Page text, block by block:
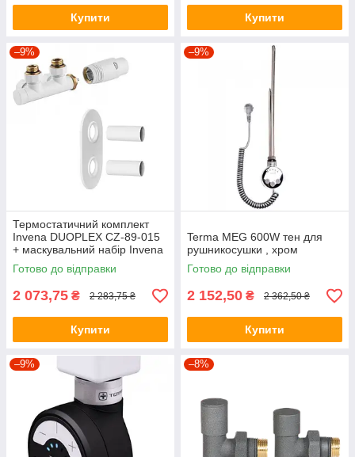
Купити Купити
–9%
Термостатичний комплект
Invena DUOPLEX CZ-89-015
+ маскувальний набір Invena
UA-12-B15
Готово до відправки
2 073,75 ₴ 2 283,75 ₴
Купити
–9%
Terma MEG 600W тен для
рушникосушки , хром
Готово до відправки
2 152,50 ₴ 2 362,50 ₴
Купити
–9% –8%